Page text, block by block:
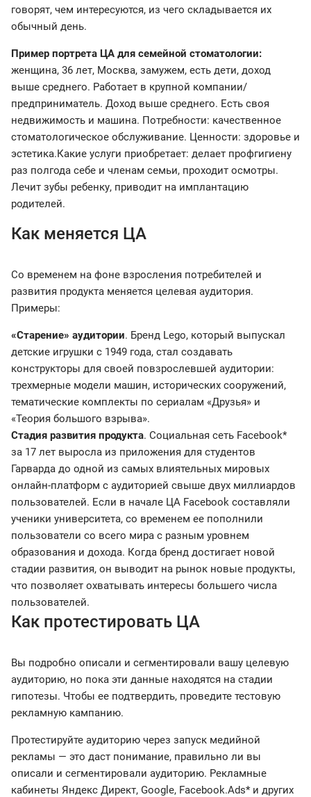
говорят, чем интересуются, из чего складывается их
обычный день.
Пример портрета ЦА для семейной стоматологии:
женщина, 36 лет, Москва, замужем, есть дети, доход
выше среднего. Работает в крупной компании/
предприниматель. Доход выше среднего. Есть своя
недвижимость и машина. Потребности: качественное
стоматологическое обслуживание. Ценности: здоровье и
эстетика.Какие услуги приобретает: делает профгигиену
раз полгода себе и членам семьи, проходит осмотры.
Лечит зубы ребенку, приводит на имплантацию
родителей.
Как меняется ЦА
Со временем на фоне взросления потребителей и
развития продукта меняется целевая аудитория.
Примеры:
«Старение» аудитории. Бренд Lego, который выпускал
детские игрушки с 1949 года, стал создавать
конструкторы для своей повзрослевшей аудитории:
трехмерные модели машин, исторических сооружений,
тематические комплекты по сериалам «Друзья» и
«Теория большого взрыва».
Стадия развития продукта. Социальная сеть Facebook*
за 17 лет выросла из приложения для студентов
Гарварда до одной из самых влиятельных мировых
онлайн-платформ с аудиторией свыше двух миллиардов
пользователей. Если в начале ЦА Facebook составляли
ученики университета, со временем ее пополнили
пользователи со всего мира с разным уровнем
образования и дохода. Когда бренд достигает новой
стадии развития, он выводит на рынок новые продукты,
что позволяет охватывать интересы большего числа
пользователей.
Как протестировать ЦА
Вы подробно описали и сегментировали вашу целевую
аудиторию, но пока эти данные находятся на стадии
гипотезы. Чтобы ее подтвердить, проведите тестовую
рекламную кампанию.
Протестируйте аудиторию через запуск медийной
рекламы — это даст понимание, правильно ли вы
описали и сегментировали аудиторию. Рекламные
кабинеты Яндекс Директ, Google, Facebook.Ads* и других